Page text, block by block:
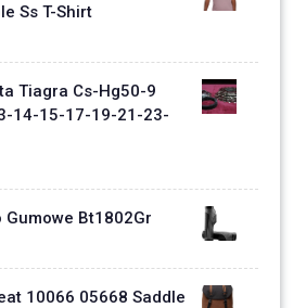
Ss T-Shirt
Tiagra Cs-Hg50-9
14-15-17-19-21-23-
Gumowe Bt1802Gr
10066 05668 Saddle